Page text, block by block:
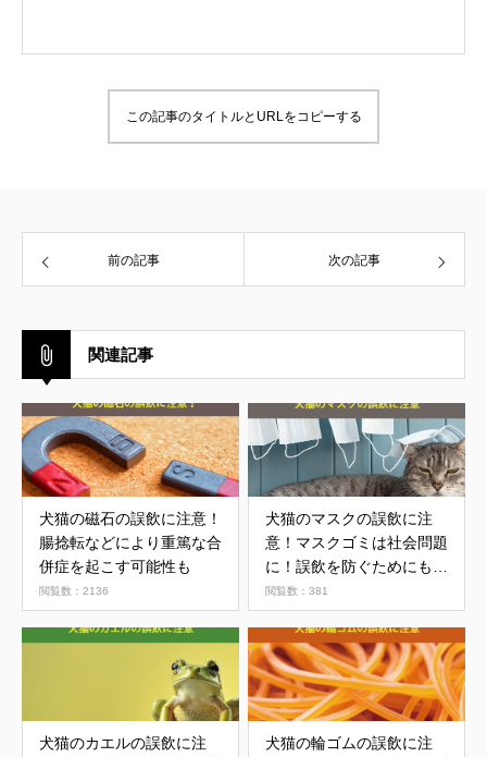
この記事のタイトルとURLをコピーする
前の記事 次の記事
関連記事
犬猫の磁石の誤飲に注意！
腸捻転などにより重篤な合
併症を起こす可能性も
閲覧数：2136
犬猫のマスクの誤飲に注
意！マスクゴミは社会問題
に！誤飲を防ぐためにも正
しい処分を
閲覧数：381
犬猫のカエルの誤飲に注
犬猫の輪ゴムの誤飲に注